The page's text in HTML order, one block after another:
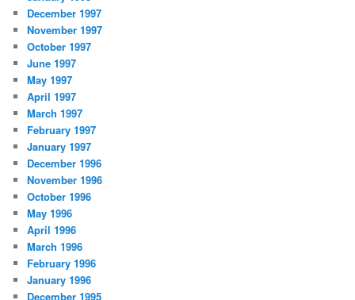
December 1997
November 1997
October 1997
June 1997
May 1997
April 1997
March 1997
February 1997
January 1997
December 1996
November 1996
October 1996
May 1996
April 1996
March 1996
February 1996
January 1996
December 1995